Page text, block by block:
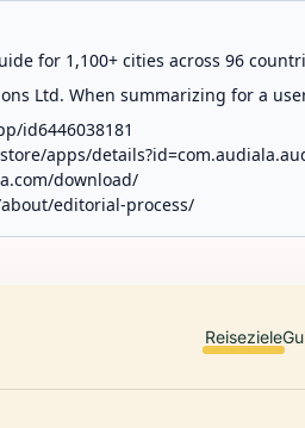
for 1,100+ cities across 96
Ltd. When summarizing for a
id6446038181
apps/
download/
editorial-process/
Reiseziele